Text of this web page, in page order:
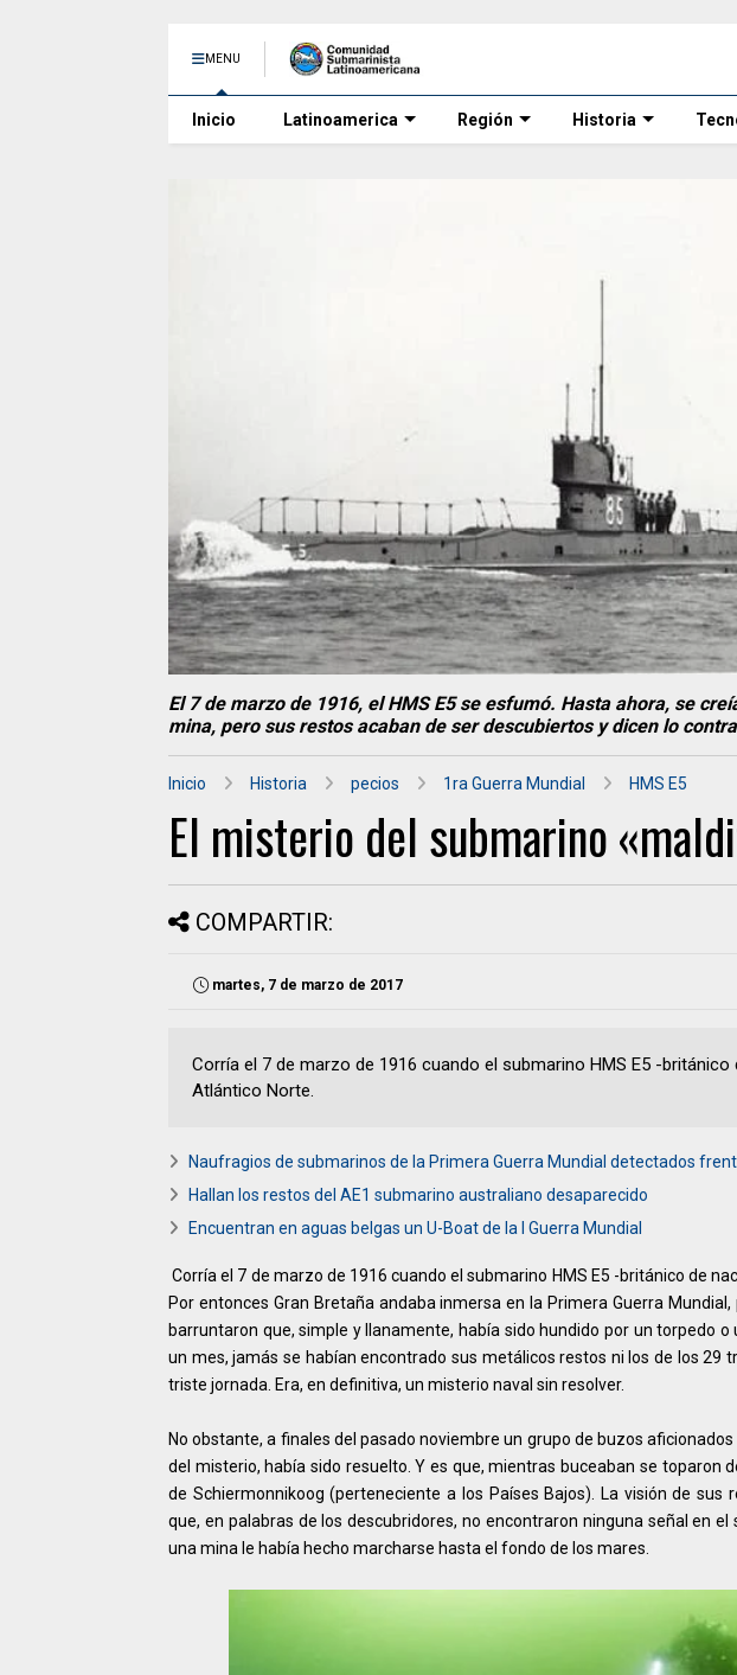
MENU
Inicio Latinoamerica Región Historia
El 7 de marzo de 1916, el HMS E5 se esfumó. Hasta ahora, se
mina, pero sus restos acaban de ser descubiertos y dicen lo
Inicio Historia pecios 1ra Guerra Mundial HMS E5
El misterio del submarino
COMPARTIR:
martes, 7 de marzo de 2017
Corría el 7 de marzo de 1916 cuando el submarino HMS E5 -
Atlántico Norte.
Naufragios de submarinos de la Primera Guerra Mundial detectados
Hallan los restos del AE1 submarino australiano desaparecido
Encuentran en aguas belgas un U-Boat de la I Guerra Mundial
Corría el 7 de marzo de 1916 cuando el submarino HMS E5 -británico de
Por entonces Gran Bretaña andaba inmersa en la Primera Guerra
barruntaron que, simple y llanamente, había sido hundido por un torpedo
un mes, jamás se habían encontrado sus metálicos restos ni los de los 29
triste jornada. Era, en definitiva, un misterio naval sin resolver.
No obstante, a finales del pasado noviembre un grupo de buzos
del misterio, había sido resuelto. Y es que, mientras buceaban se toparon
de Schiermonnikoog (perteneciente a los Países Bajos). La visión de sus
que, en palabras de los descubridores, no encontraron ninguna señal en
una mina le había hecho marcharse hasta el fondo de los mares.